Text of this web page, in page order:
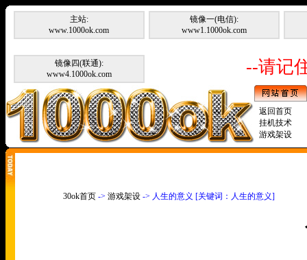
主站:
www.1000ok.com
镜像一(电信):
www1.1000ok.com
镜像四(联通):
www4.1000ok.com
--请记
返回首页
挂机技术
游戏架设
30ok首页 -> 游戏架设 -> 人生的意义 [关键词：人生的意义]